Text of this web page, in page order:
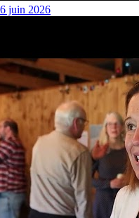
juin 2026